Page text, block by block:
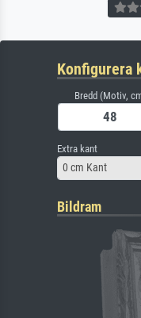
Konfigurera
Bredd (Motiv,
Extra kant
0 cm Kant
Bildram